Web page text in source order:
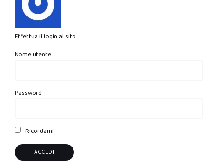
Effettua il login al sito.
Nome utente
Password
Ricordami